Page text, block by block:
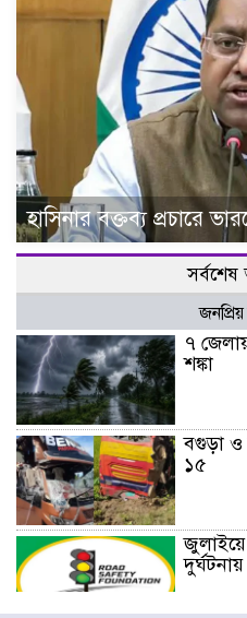
হাসিনার বক্তব্য প্রচারে
৭
শঙ্কা
বগুড়া ও
১৫